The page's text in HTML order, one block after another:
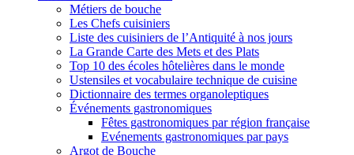
Métiers de bouche
Les Chefs cuisiniers
Liste des cuisiniers de l’Antiquité à nos jours
La Grande Carte des Mets et des Plats
Top 10 des écoles hôtelières dans le monde
Ustensiles et vocabulaire technique de cuisine
Dictionnaire des termes organoleptiques
Événements gastronomiques
Fêtes gastronomiques par région française
Evénements gastronomiques par pays
Argot de Bouche